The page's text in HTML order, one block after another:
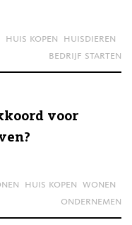
huis kopen
huisdieren
bedrijf starten
voor
huis kopen wonen
ondernemen